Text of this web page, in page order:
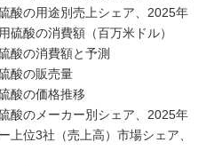
酸の用途別売上シェア、2025年
硫酸の消費額（百万米ドル）
酸の消費額と予測
酸の販売量
酸の価格推移
酸のメーカー別シェア、2025年
上位3社（売上高）市場シェア、